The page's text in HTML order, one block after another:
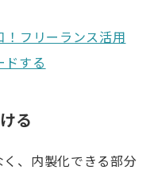
フリーランス活用
ドする
る
、内製化できる部分